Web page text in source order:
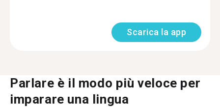
Scarica la app
Parlare è il modo più veloce per
imparare una lingua